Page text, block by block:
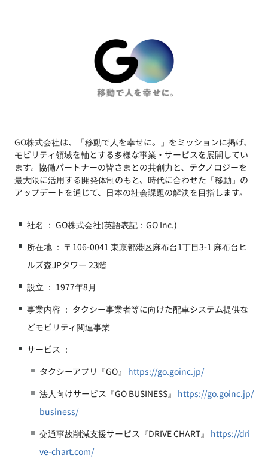
GO株式会社は、「移動で人を幸せに。」をミッションに掲げ、
モビリティ領域を軸とする多様な事業・サービスを展開してい
ます。協働パートナーの皆さまとの共創力と、テクノロジーを
最大限に活用する開発体制のもと、時代に合わせた「移動」の
アップデートを通じて、日本の社会課題の解決を目指します。
社名 ： GO株式会社(英語表記：GO Inc.)
所在地 ： 〒106-0041 東京都港区麻布台1丁目3-1 麻布台ヒ
ルズ森JPタワー 23階
設立 ： 1977年8月
事業内容 ： タクシー事業者等に向けた配車システム提供な
どモビリティ関連事業
サービス ：
タクシーアプリ『GO』 https://go.goinc.jp/
法人向けサービス『GO BUSINESS』 https://go.goinc.jp/
business/
交通事故削減支援サービス『DRIVE CHART』 https://dri
ve-chart.com/